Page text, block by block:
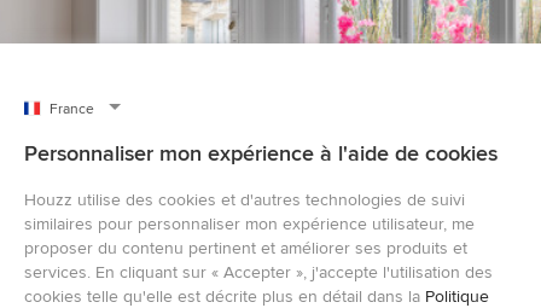
France
Personnaliser mon expérience à l'aide de cookies
Houzz utilise des cookies et d'autres technologies de suivi
similaires pour personnaliser mon expérience utilisateur, me
proposer du contenu pertinent et améliorer ses produits et
services. En cliquant sur « Accepter », j'accepte l'utilisation des
cookies telle qu'elle est décrite plus en détail dans la Politique